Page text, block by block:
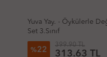
Yuva Yay. - Öykülerle
Set 3.Sınıf
%22
399.90 TL
313.63 TL